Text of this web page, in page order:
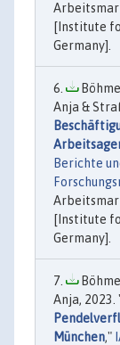
[Institute
Germany].
Anja &
Berichte
[Institute
Germany].
Anja, 2023.
München,"